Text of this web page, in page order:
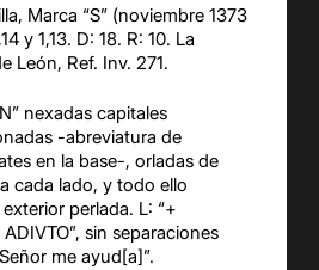
Marca “S” (noviembre 1373
y 1,13. D: 18. R: 10. La
León, Ref. Inv. 271.
nexadas capitales
-abreviatura de
en la base-, orladas de
cada lado, y todo ello
perlada. L: “+
sin separaciones
me ayud[a]”.